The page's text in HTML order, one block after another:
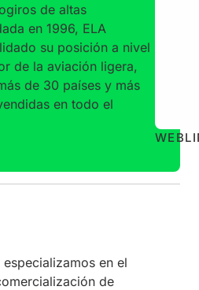
de altas
en 1996, ELA
su posición a nivel
de la aviación ligera,
de 30 países y más
en todo el
WEB
especializamos en el
de